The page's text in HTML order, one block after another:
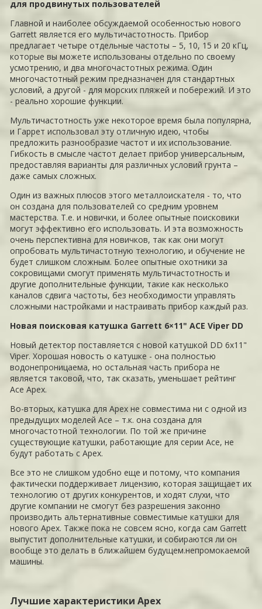
для продвинутых пользователей
Главной и наиболее обсуждаемой особенностью нового
Garrett является его мультичастотность. Прибор
предлагает четыре отдельные частоты – 5, 10, 15 и 20 кГц,
которые вы можете использованы отдельно по своему
усмотрению, и два многочастотных режима. Один
многочастотный режим предназначен для стандартных
условий, а другой - для морских пляжей и побережий. И это
- реально хорошие функции.
Мультичастотность уже некоторое время была популярна,
и Гаррет использовал эту отличную идею, чтобы
предложить разнообразие частот и их использование.
Гибкость в смысле частот делает прибор универсальным,
предоставляя варианты для различных условий грунта –
даже самых сложных.
Один из важных плюсов этого металлоискателя - то, что
он создана для пользователей со средним уровнем
мастерства. Т.е. и новички, и более опытные поисковики
могут эффективно его использовать. И эта возможность
очень перспективна для новичков, так как они могут
опробовать мультичастотную технологию, и обучение не
будет слишком сложным. Более опытные охотники за
сокровищами смогут применять мультичастотность и
другие дополнительные функции, такие как несколько
каналов сдвига частоты, без необходимости управлять
сложными настройками и настраивать прибор каждый раз.
Новая поисковая катушка Garrett 6×11" ACE Viper DD
Новый детектор поставляется с новой катушкой DD 6x11"
Viper. Хорошая новость о катушке - она полностью
водонепроницаема, но остальная часть прибора не
является таковой, что, так сказать, уменьшает рейтинг
Ace Apex.
Во-вторых, катушка для Apex не совместима ни с одной из
предыдущих моделей Ace – т.к. она создана для
многочастотной технологии. По той же причине
существующие катушки, работающие для серии Ace, не
будут работать с Apex.
Все это не слишком удобно еще и потому, что компания
фактически поддерживает лицензию, которая защищает их
технологию от других конкурентов, и ходят слухи, что
другие компании не смогут без разрешения законно
производить альтернативные совместимые катушки для
нового Apex. Также пока не совсем ясно, когда сам Garrett
выпустит дополнительные катушки, и собираются ли он
вообще это делать в ближайшем будущем.непромокаемой
машины.
Лучшие характеристики Apex